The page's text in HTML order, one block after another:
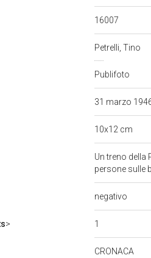
16007
Petrelli, Tino
Publifoto
31 marzo
10x12 cm
Un treno della
persone sulle
negativo
> 1
CRONACA